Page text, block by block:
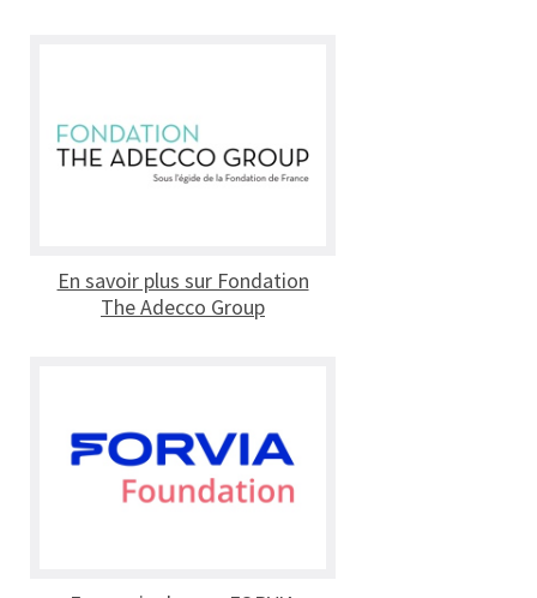
En savoir plus sur Fondation
The Adecco Group